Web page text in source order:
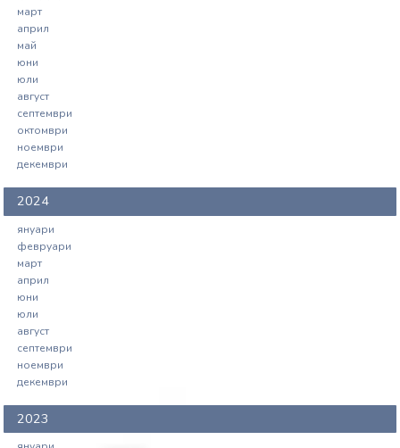
март
април
май
юни
юли
август
септември
октомври
ноември
декември
2024
януари
февруари
март
април
юни
юли
август
септември
ноември
декември
2023